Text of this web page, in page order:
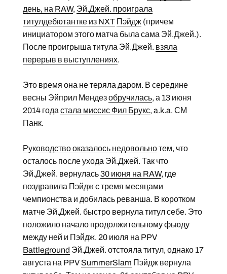
день, на RAW, Эй.Джей. проиграла
титулдебютантке из NXT Пэйдж(причем
инициатором этого матча была сама Эй.Джей.).
После проигрыша титула Эй.Джей. взяла
перерыв в выступлениях.
Это время она не теряла даром. В середине
весны Эйприл Мендезобручилась, а 13 июня
2014 года стала миссис Фил Брукс, a.k.a. СМ
Панк.
Руководство оказалось недовольнотем, что
осталось после ухода Эй.Джей. Так что
Эй.Джей. вернулась30 июня на RAW, где
поздравила Пэйдж с тремя месяцами
чемпионства и добилась реванша. В коротком
матче Эй.Джей. быстро вернула титул себе. Это
положило начало продолжительному фьюду
между ней и Пэйдж. 20 июля на PPV
Battleground Эй.Джей. отстояла титул, однако 17
августа на PPV SummerSlam Пэйдж вернула